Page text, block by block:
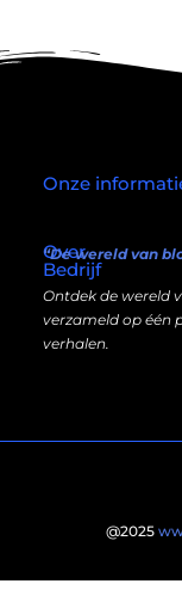
Over
Bedrijf
“De wereld van
Ontdek de wereld
verzameld op één
verhalen.
Onze
@2025